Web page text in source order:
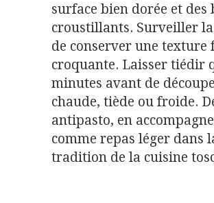
surface bien dorée et des
croustillants. Surveiller
de conserver une texture
croquante. Laisser tiédir
minutes avant de
chaude, tiède ou froide.
antipasto, en
comme repas léger dans
tradition de la cuisine